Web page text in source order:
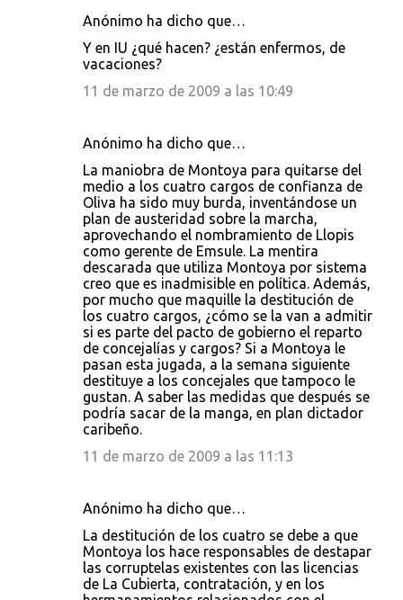
Anónimo ha dicho que…
Y en IU ¿qué hacen? ¿están enfermos, de
vacaciones?
11 de marzo de 2009 a las 10:49
Anónimo ha dicho que…
La maniobra de Montoya para quitarse del
medio a los cuatro cargos de confianza de
Oliva ha sido muy burda, inventándose un
plan de austeridad sobre la marcha,
aprovechando el nombramiento de Llopis
como gerente de Emsule. La mentira
descarada que utiliza Montoya por sistema
creo que es inadmisible en política. Además,
por mucho que maquille la destitución de
los cuatro cargos, ¿cómo se la van a admitir
si es parte del pacto de gobierno el reparto
de concejalías y cargos? Si a Montoya le
pasan esta jugada, a la semana siguiente
destituye a los concejales que tampoco le
gustan. A saber las medidas que después se
podría sacar de la manga, en plan dictador
caribeño.
11 de marzo de 2009 a las 11:13
Anónimo ha dicho que…
La destitución de los cuatro se debe a que
Montoya los hace responsables de destapar
las corruptelas existentes con las licencias
de La Cubierta, contratación, y en los